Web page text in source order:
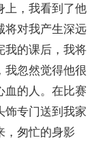
上，我看到了他
将对我产生深远
我的课后，我将
我忽然觉得他很
血的人。在比赛
饰专门送到我家
，匆忙的身影